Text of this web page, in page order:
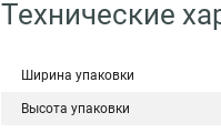
Технические
Ширина упаковки
Высота упаковки